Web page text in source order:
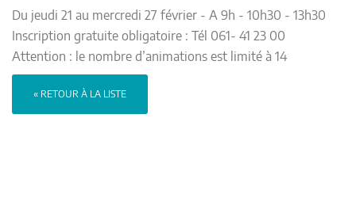
Du jeudi 21 au mercredi 27 février - A 9h - 10h30 - 13h30
Inscription gratuite obligatoire : Tél 061- 41 23 00
Attention : le nombre d’animations est limité à 14
« RETOUR À LA LISTE